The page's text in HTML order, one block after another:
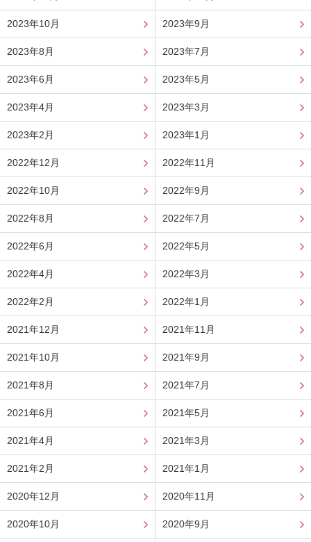
2023年10月 2023年9月
2023年8月 2023年7月
2023年6月 2023年5月
2023年4月 2023年3月
2023年2月 2023年1月
2022年12月 2022年11月
2022年10月 2022年9月
2022年8月 2022年7月
2022年6月 2022年5月
2022年4月 2022年3月
2022年2月 2022年1月
2021年12月 2021年11月
2021年10月 2021年9月
2021年8月 2021年7月
2021年6月 2021年5月
2021年4月 2021年3月
2021年2月 2021年1月
2020年12月 2020年11月
2020年10月 2020年9月